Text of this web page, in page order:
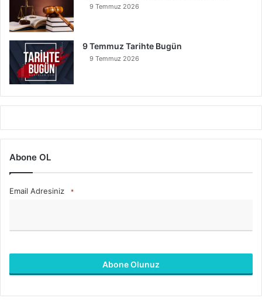
9 Temmuz 2026
9 Temmuz Tarihte Bugün
9 Temmuz 2026
Abone OL
Email Adresiniz *
Abone Olunuz